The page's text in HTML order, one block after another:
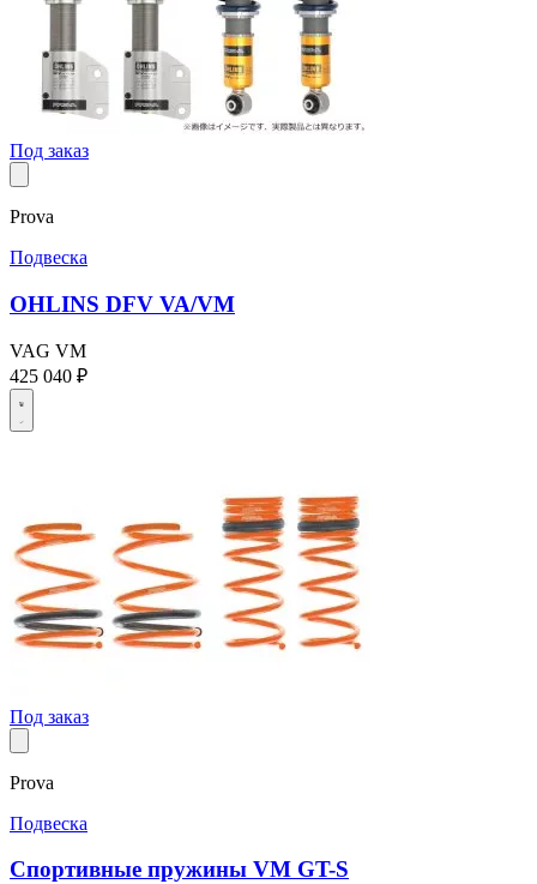
Под заказ
Prova
Подвеска
OHLINS DFV VA/VM
VAG VM
425 040 ₽
Под заказ
Prova
Подвеска
Спортивные пружины VM GT-S